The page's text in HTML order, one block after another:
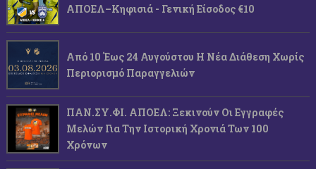
ΑΠΟΕΛ–Κηφισιά - Γενική Είσοδος €10
Από 10 Έως 24 Αυγούστου Η Νέα Διάθεση Χωρίς
Περιορισμό Παραγγελιών
ΠΑΝ.ΣΥ.ΦΙ. ΑΠΟΕΛ: Ξεκινούν Οι Εγγραφές
Μελών Για Την Ιστορική Χρονιά Των 100
Χρόνων